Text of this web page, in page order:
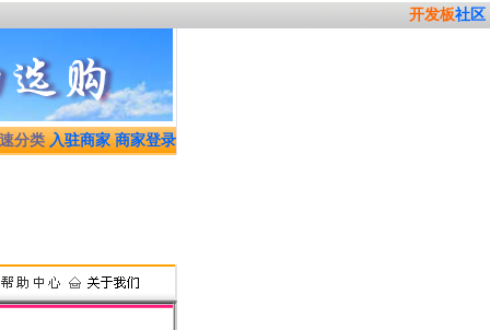
开发板社区
分类 入驻商家 商家登录
，尚未上架产品可提供海外代购服务，详情请电 0755-25310164 或加